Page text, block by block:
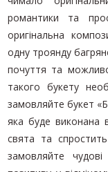
романтики та
оригінальна
одну троянду
почуття та
такого букету
замовляйте букет
яка буде виконана
свята та
замовляйте